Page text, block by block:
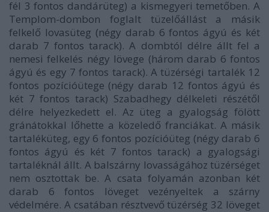
fél 3 fontos dandárüteg) a kismegyeri temetőben. A
Templom-dombon foglalt tüzelőállást a másik
felkelő lovasüteg (négy darab 6 fontos ágyú és két
darab 7 fontos tarack). A dombtól délre állt fel a
nemesi felkelés négy lövege (három darab 6 fontos
ágyú és egy 7 fontos tarack). A tüzérségi tartalék 12
fontos pozícióütege (négy darab 12 fontos ágyú és
két 7 fontos tarack) Szabadhegy délkeleti részétől
délre helyezkedett el. Az üteg a gyalogság fölött
gránátokkal lőhette a közeledő franciákat. A másik
tartaléküteg, egy 6 fontos pozícióüteg (négy darab 6
fontos ágyú és két 7 fontos tarack) a gyalogsági
tartaléknál állt. A balszárny lovasságához tüzérséget
nem osztottak be. A csata folyamán azonban két
darab 6 fontos löveget vezényeltek a szárny
védelmére. A csatában résztvevő tüzérség 32 löveget